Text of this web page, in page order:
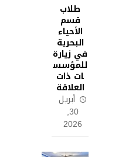
طلاب
قسم
الأحياء
البحرية
في زيارة
للمؤسس
ات ذات
العلاقة
أبريل
30,
2026